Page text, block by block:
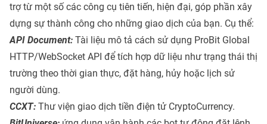
trợ từ một số các công cụ tiên tiến, hiện đại, góp phần xây
dựng sự thành công cho những giao dịch của bạn. Cụ thể:
API Document: Tài liệu mô tả cách sử dụng ProBit Global
HTTP/WebSocket API để tích hợp dữ liệu như trạng thái thị
trường theo thời gian thực, đặt hàng, hủy hoặc lịch sử
người dùng.
CCXT: Thư viện giao dịch tiền điện tử CryptoCurrency.